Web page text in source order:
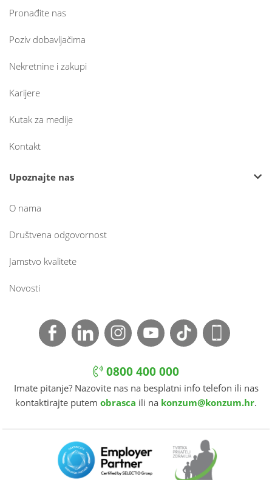
Pronađite nas
Poziv dobavljačima
Nekretnine i zakupi
Karijere
Kutak za medije
Kontakt
Upoznajte nas
O nama
Društvena odgovornost
Jamstvo kvalitete
Novosti
0800 400 000
Imate pitanje? Nazovite nas na besplatni info telefon ili nas
kontaktirajte putem obrasca ili na konzum@konzum.hr.